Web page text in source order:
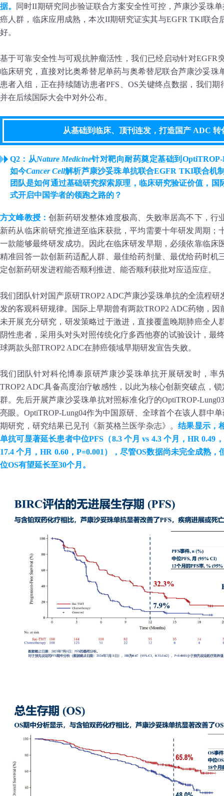
据。
同时II期研究同步验证联合方案安全性可控，芦康沙妥珠
癌人群，临床应用成熟，本次II期研究证实其与EGFR TKI联合
好。
基于可靠安全性与可观抗肿瘤活性，我们已经启动针对EGFR
临床研究，直接对比奥希替尼单药与奥希替尼联合芦康沙妥珠
患者入组，正在持续随访患者PFS、OS关键终点数据，我们
并在后续国际大会中对外公布。
从基础到临床、顶刊连发，打造国产 ADC 转
Q2：从Nature Medicine针对靶向耐药奠定基础到OptiTROP-
如今Cancer Cell解析芦康沙妥珠单抗联合EGFR TKI联合机
团队是如何通过基础研究探索原理，临床研究验证价值，
式开启中国学者的领跑之路的？
方文峰教授：创新药研发整体难度极高、失败率居高不下，行
新药从临床前研究推进至临床获批，平均需要十年研发周期；
一款能够最终研发成功。因此在临床研发早期，必须依靠临床
精准回答一款创新药适配人群、最佳给药剂量、最优给药时机
定创新药研发进程能否顺利推进、能否顺利获批对应适应症。
我们团队针对国产原研TROP2 ADC芦康沙妥珠单抗的全流程
发的客观科研规律。国际上早期曾有两款TROP2 ADC药物，
未开展充分研究，研发策略过于激进，直接覆盖晚期肺癌全人
阴性患者，采用头对头对照传统化疗多西他赛的试验设计，最
球两款头部TROP2 ADC在肺癌领域早期研发宣告失败。
我们团队针对科伦博泰原研芦康沙妥珠单抗开展研发时，率
TROP2 ADC具备高度治疗敏感性，以此为核心创新突破点，
群。先后开展芦康沙妥珠单抗对照标准化疗的OptiTROP-
亮眼。OptiTROP-Lung04作为中国原研、全球首个在该人群中
期研究，研究结果已见刊《新英格兰医学杂志》。结果显示，
单抗可显著延长患者中位PFS（8.3 个月 vs 4.3 个月，HR 0.49
17.4 个月，HR 0.60，P=0.001），尽管OS数据尚未完全成熟
位OS有望延长至30个月。